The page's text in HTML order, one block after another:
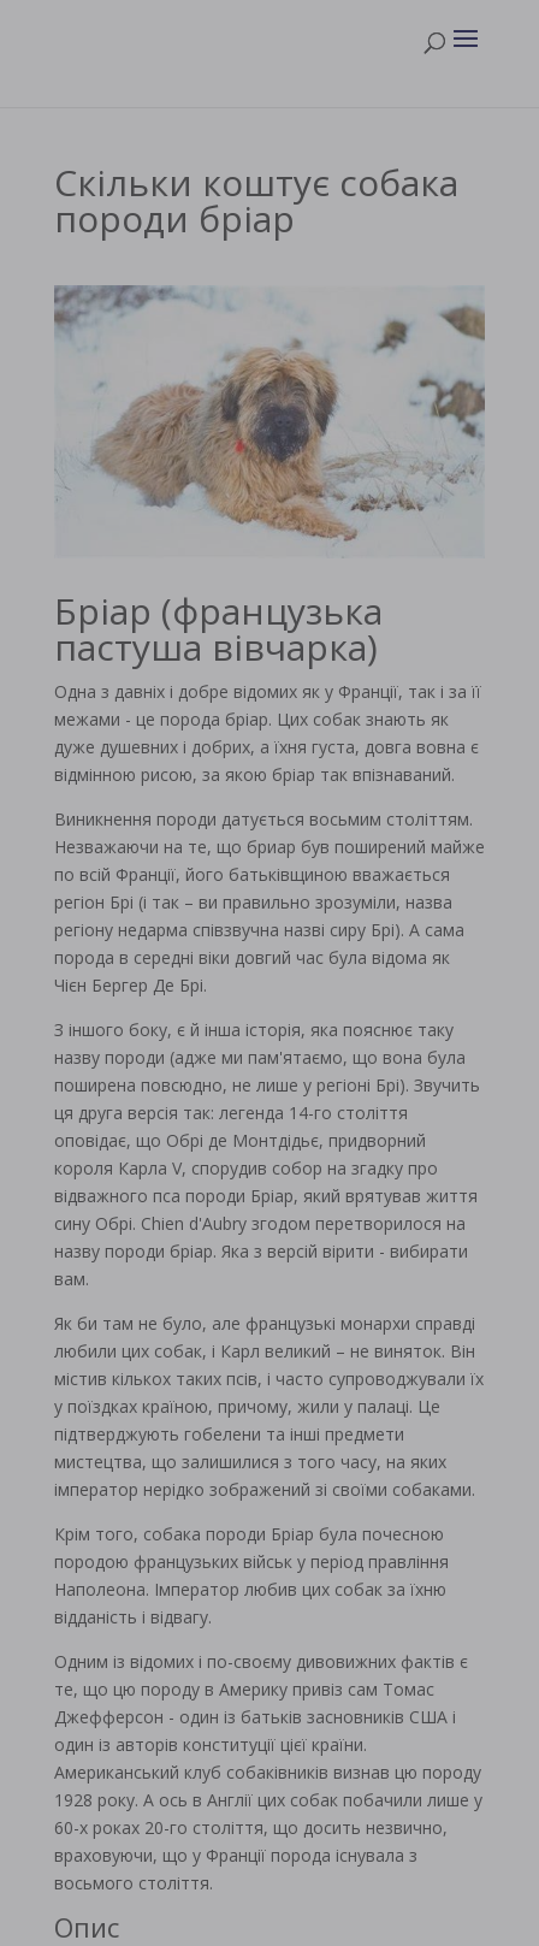
Скільки коштує собака
породи бріар
Бріар (французька
пастуша вівчарка)
Одна з давніх і добре відомих як у Франції, так і за її
межами - це порода бріар. Цих собак знають як
дуже душевних і добрих, а їхня густа, довга вовна є
відмінною рисою, за якою бріар так впізнаваний.
Виникнення породи датується восьмим століттям.
Незважаючи на те, що бриар був поширений майже
по всій Франції, його батьківщиною вважається
регіон Брі (і так – ви правильно зрозуміли, назва
регіону недарма співзвучна назві сиру Брі). А сама
порода в середні віки довгий час була відома як
Чієн Бергер Де Брі.
З іншого боку, є й інша історія, яка пояснює таку
назву породи (адже ми пам'ятаємо, що вона була
поширена повсюдно, не лише у регіоні Брі). Звучить
ця друга версія так: легенда 14-го століття
оповідає, що Обрі де Монтдідьє, придворний
короля Карла V, спорудив собор на згадку про
відважного пса породи Бріар, який врятував життя
сину Обрі. Chien d'Aubry згодом перетворилося на
назву породи бріар. Яка з версій вірити - вибирати
вам.
Як би там не було, але французькі монархи справді
любили цих собак, і Карл великий – не виняток. Він
містив кількох таких псів, і часто супроводжували їх
у поїздках країною, причому, жили у палаці. Це
підтверджують гобелени та інші предмети
мистецтва, що залишилися з того часу, на яких
імператор нерідко зображений зі своїми собаками.
Крім того, собака породи Бріар була почесною
породою французьких військ у період правління
Наполеона. Імператор любив цих собак за їхню
відданість і відвагу.
Одним із відомих і по-своєму дивовижних фактів є
те, що цю породу в Америку привіз сам Томас
Джефферсон - один із батьків засновників США і
один із авторів конституції цієї країни.
Американський клуб собаківників визнав цю породу
1928 року. А ось в Англії цих собак побачили лише у
60-х роках 20-го століття, що досить незвично,
враховуючи, що у Франції порода існувала з
восьмого століття.
Опис